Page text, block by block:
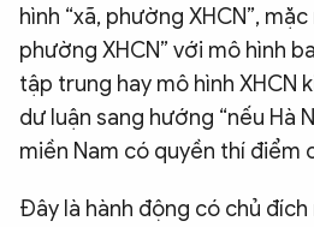
hình “xã, phường XHCN”,
phường XHCN” với mô hình
tập trung hay mô hình XHCN
dư luận sang hướng “nếu Hà
miền Nam có quyền thí điểm
Đây là hành động có chủ